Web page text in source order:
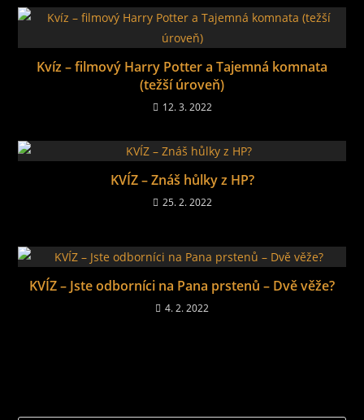
Kvíz – filmový Harry Potter a Tajemná komnata
(težší úroveň)
12. 3. 2022
KVÍZ – Znáš hůlky z HP?
25. 2. 2022
KVÍZ – Jste odborníci na Pana prstenů – Dvě věže?
4. 2. 2022